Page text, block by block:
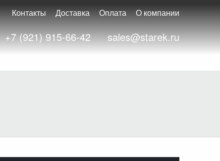
Контакты Доставка Оплата О компании
+7 (921) 915-66-42 sales@starek.ru